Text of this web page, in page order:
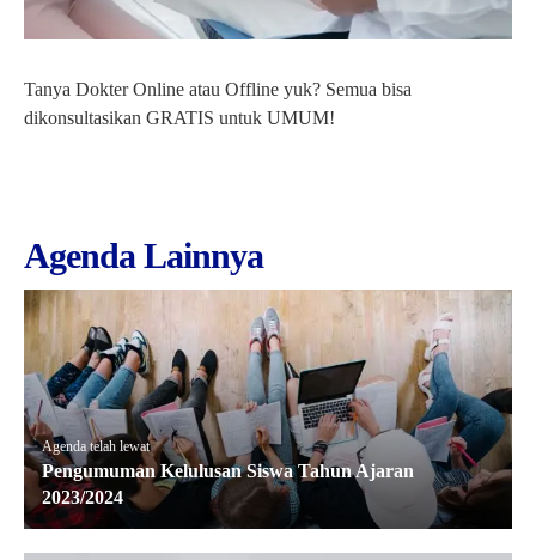
Tanya Dokter Online atau Offline yuk? Semua bisa
dikonsultasikan GRATIS untuk UMUM!
Agenda Lainnya
Agenda telah lewat
Pengumuman Kelulusan Siswa Tahun Ajaran
2023/2024